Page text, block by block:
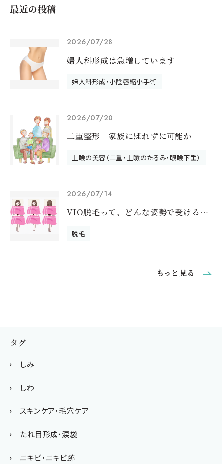
最近の投稿
2026/07/28
婦人科形成は急増しています
婦人科形成・小陰唇縮小手術
2026/07/20
二重整形 家族にばれずに可能か
上瞼の美容（二重・上瞼のたるみ・眼瞼下垂）
2026/07/14
VIO脱毛って、どんな姿勢で受けるの？｜
脱毛
もっと見る
タグ
しみ
しわ
スキンケア・毛穴ケア
たれ目形成・涙袋
ニキビ・ニキビ跡